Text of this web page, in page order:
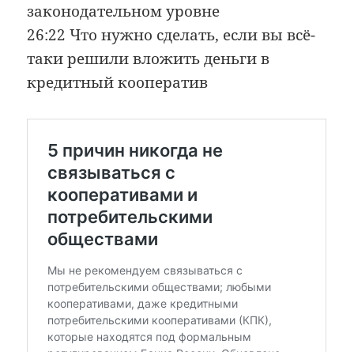
законодательном уровне
26:22 Что нужно сделать, если вы всё-
таки решили вложить деньги в
кредитный кооператив